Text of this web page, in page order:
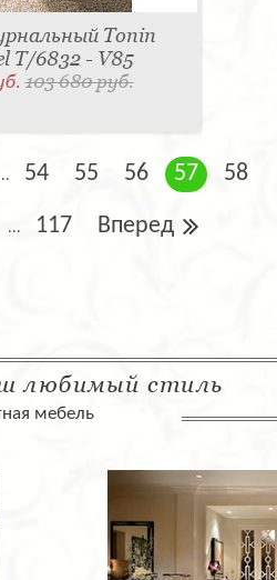
Tonin
T/6832 - V85
103 680 руб.
54 55 56 57 58
... 117 Вперед
любимый стиль
мебель